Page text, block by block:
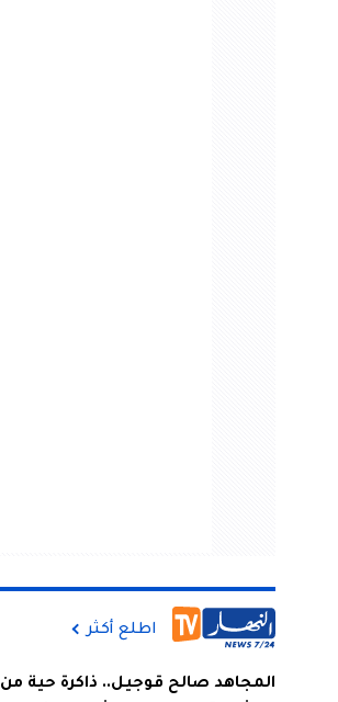
اطلع أكثر
المجاهد صالح قوجيل.. ذاكرة حية من